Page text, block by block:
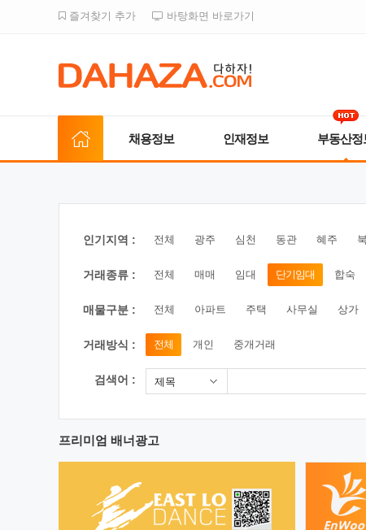
즐겨찾기 추가 바탕화면 바로가기
채용정보 인재정보 부동산정
인기지역 : 전체 광주 심천 동관 혜주
거래종류 : 전체 매매 임대 단기임대 합숙
매물구분 : 전체 아파트 주택 사무실 상가
거래방식 : 전체 개인 중개거래
검색어 : 제목
프리미엄 배너광고